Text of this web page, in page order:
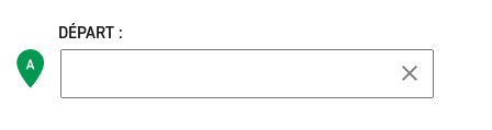
DÉPART :